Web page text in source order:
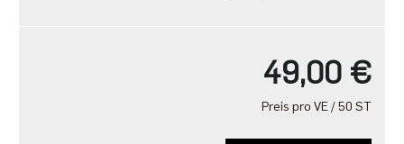
49,00 €
Preis pro VE / 50 ST